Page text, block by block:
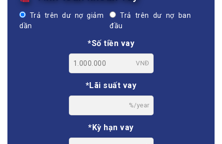
Trả trên dư nợ giảm
dần
Trả trên dư nợ ban
đầu
*Số tiền vay
VNĐ
*Lãi suất vay
%/year
*Kỳ hạn vay